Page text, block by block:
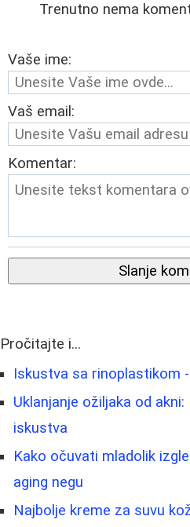
Trenutno nema
Vaše ime:
Vaš email:
Komentar:
Slanje
Pročitajte i...
Iskustva sa rinoplastikom
Uklanjanje ožiljaka od
iskustva
Kako očuvati mladolik
aging negu
Najbolje kreme za suvu